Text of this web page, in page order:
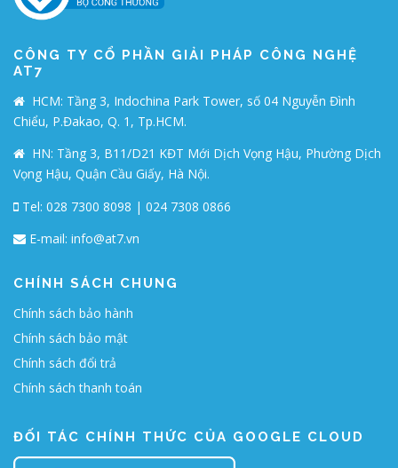
CÔNG TY CỔ PHẦN GIẢI PHÁP CÔNG NGHỆ
AT7
HCM: Tầng 3, Indochina Park Tower, số 04 Nguyễn Đình
Chiểu, P.Đakao, Q. 1, Tp.HCM.
HN: Tầng 3, B11/D21 KĐT Mới Dịch Vọng Hậu, Phường Dịch
Vọng Hậu, Quận Cầu Giấy, Hà Nội.
Tel: 028 7300 8098 | 024 7308 0866
E-mail: info@at7.vn
CHÍNH SÁCH CHUNG
Chính sách bảo hành
Chính sách bảo mật
Chính sách đổi trả
Chính sách thanh toán
ĐỐI TÁC CHÍNH THỨC CỦA GOOGLE CLOUD